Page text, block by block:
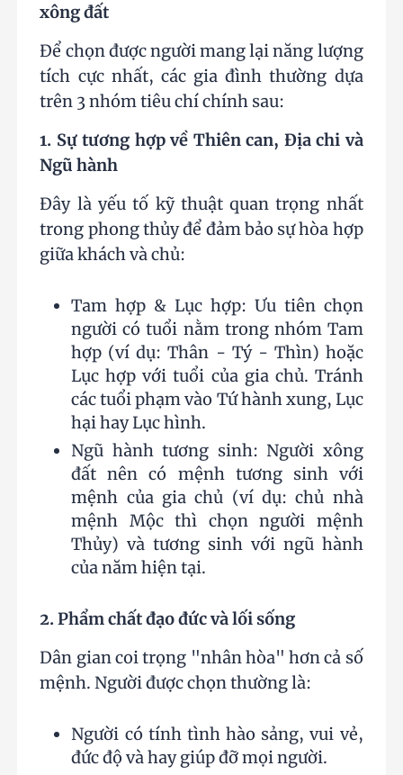
xông đất
Để chọn được người mang lại năng lượng
tích cực nhất, các gia đình thường dựa
trên 3 nhóm tiêu chí chính sau:
1. Sự tương hợp về Thiên can, Địa chi và
Ngũ hành
Đây là yếu tố kỹ thuật quan trọng nhất
trong phong thủy để đảm bảo sự hòa hợp
giữa khách và chủ:
Tam hợp & Lục hợp: Ưu tiên chọn
người có tuổi nằm trong nhóm Tam
hợp (ví dụ: Thân - Tý - Thìn) hoặc
Lục hợp với tuổi của gia chủ. Tránh
các tuổi phạm vào Tứ hành xung, Lục
hại hay Lục hình.
Ngũ hành tương sinh: Người xông
đất nên có mệnh tương sinh với
mệnh của gia chủ (ví dụ: chủ nhà
mệnh Mộc thì chọn người mệnh
Thủy) và tương sinh với ngũ hành
của năm hiện tại.
2. Phẩm chất đạo đức và lối sống
Dân gian coi trọng "nhân hòa" hơn cả số
mệnh. Người được chọn thường là:
Người có tính tình hào sảng, vui vẻ,
đức độ và hay giúp đỡ mọi người.